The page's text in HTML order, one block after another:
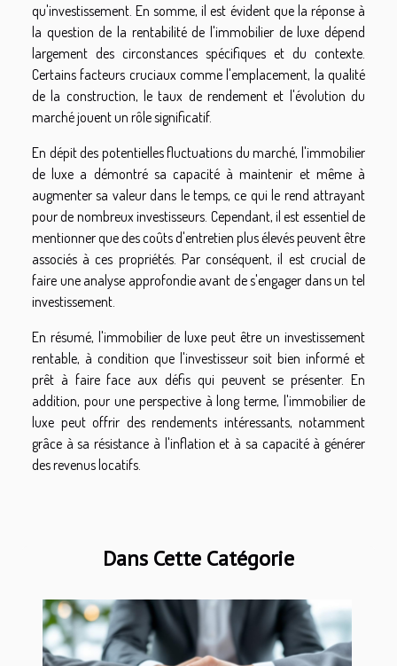
qu'investissement. En somme, il est évident que la réponse à
la question de la rentabilité de l'immobilier de luxe dépend
largement des circonstances spécifiques et du contexte.
Certains facteurs cruciaux comme l'emplacement, la qualité
de la construction, le taux de rendement et l'évolution du
marché jouent un rôle significatif.
En dépit des potentielles fluctuations du marché, l'immobilier
de luxe a démontré sa capacité à maintenir et même à
augmenter sa valeur dans le temps, ce qui le rend attrayant
pour de nombreux investisseurs. Cependant, il est essentiel de
mentionner que des coûts d'entretien plus élevés peuvent être
associés à ces propriétés. Par conséquent, il est crucial de
faire une analyse approfondie avant de s'engager dans un tel
investissement.
En résumé, l'immobilier de luxe peut être un investissement
rentable, à condition que l'investisseur soit bien informé et
prêt à faire face aux défis qui peuvent se présenter. En
addition, pour une perspective à long terme, l'immobilier de
luxe peut offrir des rendements intéressants, notamment
grâce à sa résistance à l'inflation et à sa capacité à générer
des revenus locatifs.
Dans Cette Catégorie